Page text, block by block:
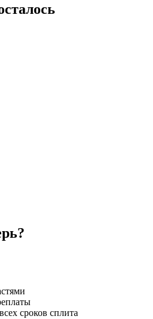
сроков сплита